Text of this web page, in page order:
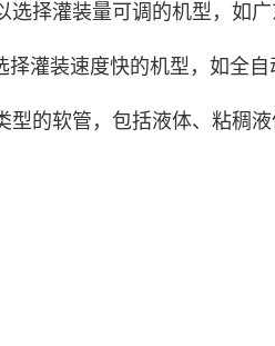
择灌装量可调的机型，如
灌装速度快的机型，如全自
的软管，包括液体、粘稠